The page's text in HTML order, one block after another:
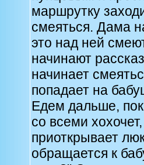
маршрутку
смеяться. Дама
это над ней
начинают
начинает
попадает на
Едем дальше,
со всеми
приоткрывает
обращается к